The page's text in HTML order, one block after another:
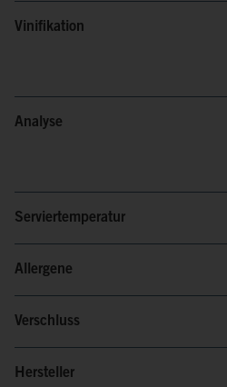
Vinifikation
Analyse
Serviertemperatur
Allergene
Verschluss
Hersteller